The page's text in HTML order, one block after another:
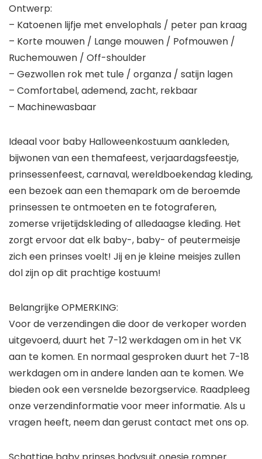
Ontwerp:
– Katoenen lijfje met envelophals / peter pan kraag
– Korte mouwen / Lange mouwen / Pofmouwen /
Ruchemouwen / Off-shoulder
– Gezwollen rok met tule / organza / satijn lagen
– Comfortabel, ademend, zacht, rekbaar
– Machinewasbaar
Ideaal voor baby Halloweenkostuum aankleden,
bijwonen van een themafeest, verjaardagsfeestje,
prinsessenfeest, carnaval, wereldboekendag kleding,
een bezoek aan een themapark om de beroemde
prinsessen te ontmoeten en te fotograferen,
zomerse vrijetijdskleding of alledaagse kleding. Het
zorgt ervoor dat elk baby-, baby- of peutermeisje
zich een prinses voelt! Jij en je kleine meisjes zullen
dol zijn op dit prachtige kostuum!
Belangrijke OPMERKING:
Voor de verzendingen die door de verkoper worden
uitgevoerd, duurt het 7-12 werkdagenom in het VK
aan te komen. En normaal gesproken duurt het 7-18
werkdagen om in andere landen aan te komen. We
bieden ook een versnelde bezorgservice. Raadpleeg
onze verzendinformatie voor meer informatie. Als u
vragen heeft, neem dan gerust contact met ons op.